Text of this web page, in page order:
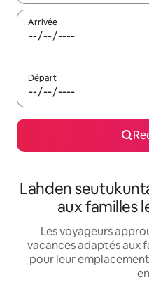
Arrivée
Départ
Lahden
aux familles
Les voyageurs
vacances adaptés aux
pour leur